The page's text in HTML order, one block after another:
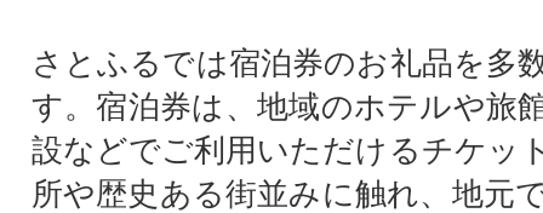
さとふるでは宿泊券のお礼品を多
す。宿泊券は、地域のホテルや旅
設などでご利用いただけるチケッ
所や歴史ある街並みに触れ、地元